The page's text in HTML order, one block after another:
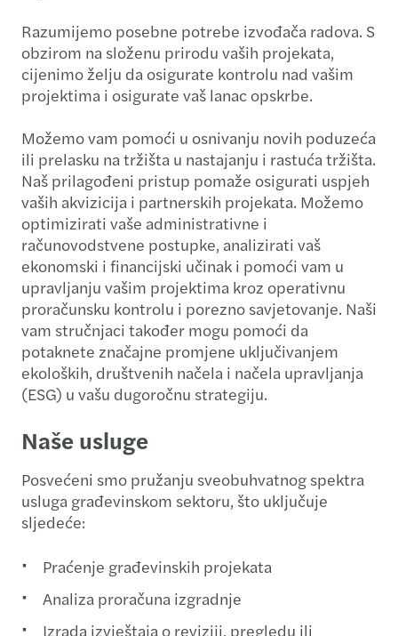
Razumijemo posebne potrebe izvođača radova. S
obzirom na složenu prirodu vaših projekata,
cijenimo želju da osigurate kontrolu nad vašim
projektima i osigurate vaš lanac opskrbe.
Možemo vam pomoći u osnivanju novih poduzeća
ili prelasku na tržišta u nastajanju i rastuća tržišta.
Naš prilagođeni pristup pomaže osigurati uspjeh
vaših akvizicija i partnerskih projekata. Možemo
optimizirati vaše administrativne i
računovodstvene postupke, analizirati vaš
ekonomski i financijski učinak i pomoći vam u
upravljanju vašim projektima kroz operativnu
proračunsku kontrolu i porezno savjetovanje. Naši
vam stručnjaci također mogu pomoći da
potaknete značajne promjene uključivanjem
ekoloških, društvenih načela i načela upravljanja
(ESG) u vašu dugoročnu strategiju.
Naše usluge
Posvećeni smo pružanju sveobuhvatnog spektra
usluga građevinskom sektoru, što uključuje
sljedeće:
Praćenje građevinskih projekata
Analiza proračuna izgradnje
Izrada izvještaja o reviziji, pregledu ili